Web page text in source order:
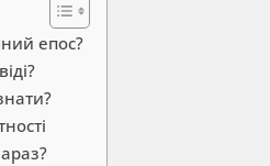
епос?